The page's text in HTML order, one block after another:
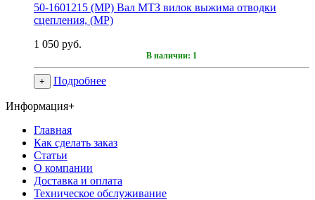
50-1601215 (МР) Вал МТЗ вилок выжима отводки
сцепления, (МР)
1 050 руб.
В наличии: 1
+ Подробнее
Информация+
Главная
Как сделать заказ
Статьи
О компании
Доставка и оплата
Техническое обслуживание